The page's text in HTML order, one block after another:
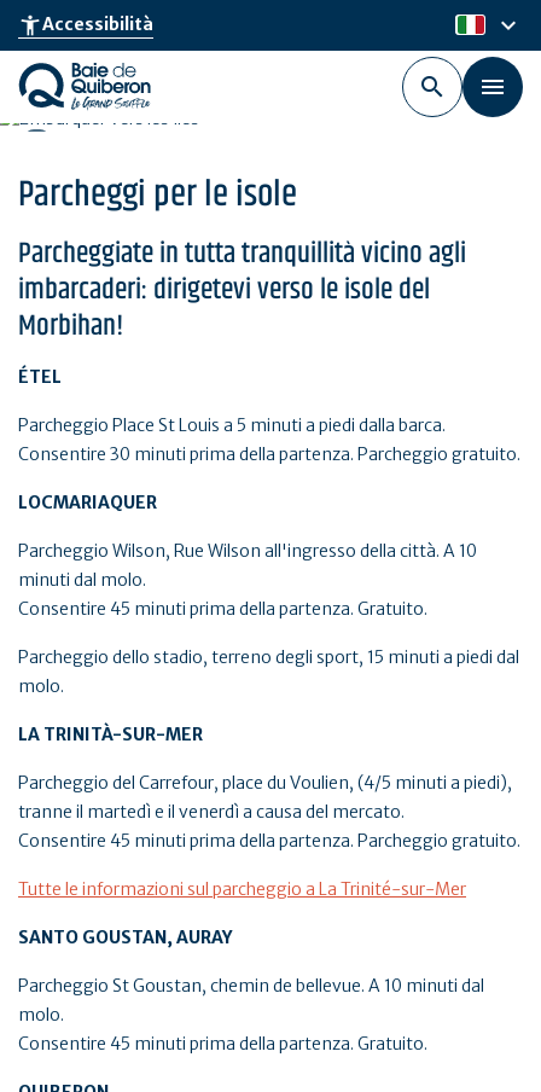
Skip
main
content
accessibility_newAccessibilità it
keyboard_arrow_down
Parcheggi per le isole
Parcheggiate in tutta tranquillità vicino agli
imbarcaderi: dirigetevi verso le isole del
Morbihan!
ÉTEL
Parcheggio Place St Louis a 5 minuti a piedi dalla barca.
Consentire 30 minuti prima della partenza. Parcheggio gratuito.
LOCMARIAQUER
Parcheggio Wilson, Rue Wilson all'ingresso della città. A 10
minuti dal molo.
Consentire 45 minuti prima della partenza. Gratuito.
Parcheggio dello stadio, terreno degli sport, 15 minuti a piedi dal
molo.
LA TRINITÀ-SUR-MER
Parcheggio del Carrefour, place du Voulien, (4/5 minuti a piedi),
tranne il martedì e il venerdì a causa del mercato.
Consentire 45 minuti prima della partenza. Parcheggio gratuito.
Tutte le informazioni sul parcheggio a La Trinité-sur-Mer
SANTO GOUSTAN, AURAY
Parcheggio St Goustan, chemin de bellevue. A 10 minuti dal
molo.
Consentire 45 minuti prima della partenza. Gratuito.